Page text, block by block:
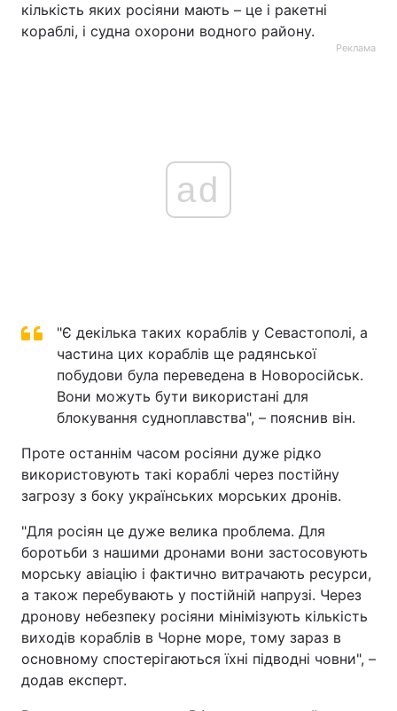
кількість яких росіяни мають – це і ракетні
кораблі, і судна охорони водного району.
Реклама
ad
"Є декілька таких кораблів у Севастополі, а
частина цих кораблів ще радянської
побудови була переведена в Новоросійськ.
Вони можуть бути використані для
блокування судноплавства", – пояснив він.
Проте останнім часом росіяни дуже рідко
використовують такі кораблі через постійну
загрозу з боку українських морських дронів.
"Для росіян це дуже велика проблема. Для
боротьби з нашими дронами вони застосовують
морську авіацію і фактично витрачають ресурси,
а також перебувають у постійній напрузі. Через
дронову небезпеку росіяни мінімізують кількість
виходів кораблів в Чорне море, тому зараз в
основному спостерігаються їхні підводні човни", –
додав експерт.